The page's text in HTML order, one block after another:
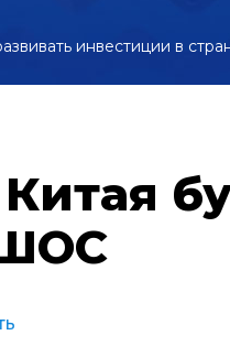
инвестиции в
ШОС